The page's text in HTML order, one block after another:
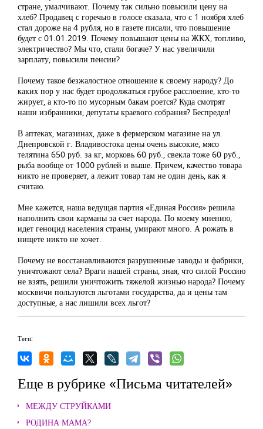
стране, умалчивают. Почему так сильно повысили цену на
хлеб? Продавец с горечью в голосе сказала, что с 1 ноября хлеб
стал дороже на 4 рубля, но в газете писали, что повышение
будет с 01.01.2019. Почему повышают цены на ЖКХ, топливо,
электричество? Мы что, стали богаче? У нас увеличили
зарплату, повысили пенсии?
Почему такое безжалостное отношение к своему народу? До
каких пор у нас будет продолжаться грубое расслоение, кто-то
жирует, а кто-то по мусорным бакам роется? Куда смотрят
наши избранники, депутаты краевого собрания? Беспредел!
В аптеках, магазинах, даже в фермерском магазине на ул.
Днепровской г. Владивостока цены очень высокие, мясо
телятина 650 руб. за кг, морковь 60 руб., свекла тоже 60 руб.,
рыба вообще от 1000 рублей и выше. Причем, качество товара
никто не проверяет, а лежит товар там не один день, как я
считаю.
Мне кажется, наша ведущая партия «Единая Россия» решила
наполнить свои карманы за счет народа. По моему мнению,
идет геноцид населения страны, умирают много. А рожать в
нищете никто не хочет.
Почему не восстанавливаются разрушенные заводы и фабрики,
уничтожают села? Враги нашей страны, зная, что силой Россию
не взять, решили уничтожить тяжелой жизнью народа? Почему
москвичи пользуются льготами государства, да и цены там
доступные, а нас лишили всех льгот?
Теги:
Еще в рубрике «Письма читателей»
МЕЖДУ СТРУЙКАМИ
РОДИНА МАМА?